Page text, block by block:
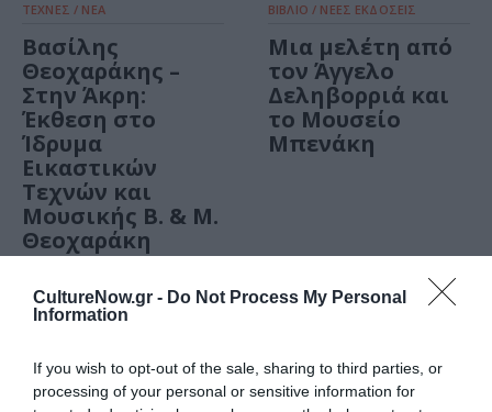
CultureNow.gr - Do Not Process My Personal
Information
If you wish to opt-out of the sale, sharing to third parties, or
processing of your personal or sensitive information for
ΤΕΧΝΕΣ / ΝΕΑ
Βασίλης
Θεοχαράκης –
Στην Άκρη:
Έκθεση στο
Ίδρυμα
Εικαστικών
Τεχνών και
Μουσικής Β. & Μ.
Θεοχαράκη
ΒΙΒΛΙΟ / ΝΕΕΣ ΕΚΔΟΣΕΙΣ
Μια μελέτη από
τον Άγγελο
Δεληβορριά και
το Μουσείο
Μπενάκη